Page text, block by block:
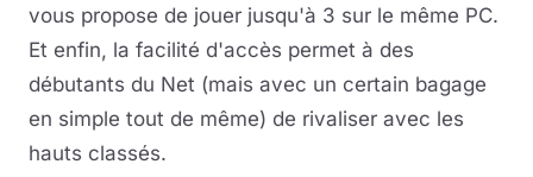
vous propose de jouer jusqu'à 3 sur le même PC.
Et enfin, la facilité d'accès permet à des
débutants du Net (mais avec un certain bagage
en simple tout de même) de rivaliser avec les
hauts classés.